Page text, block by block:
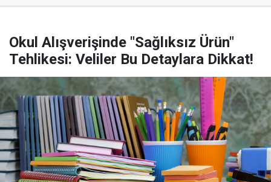
Okul Alışverişinde "Sağlıksız Ürün"
Tehlikesi: Veliler Bu Detaylara Dikkat!